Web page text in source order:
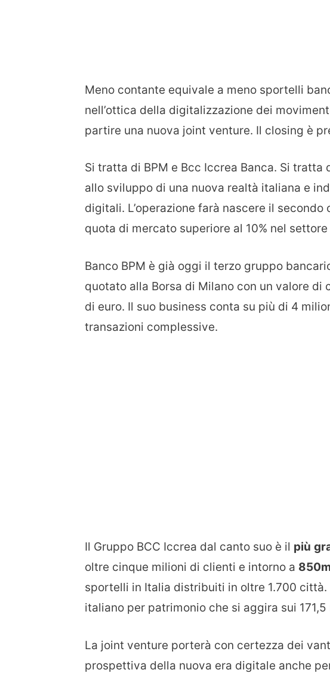
Meno contante equivale a meno sportelli
nell’ottica della digitalizzazione dei
partire una nuova joint venture. Il closing è
Si tratta di BPM e Bcc Iccrea Banca. Si
allo sviluppo di una nuova realtà italiana e
digitali. L’operazione farà nascere il
quota di mercato superiore al 10% nel
Banco BPM è già oggi il terzo gruppo
quotato alla Borsa di Milano con un valore
di euro. Il suo business conta su più di 4
transazioni complessive.
Il Gruppo BCC Iccrea dal canto suo è il più
oltre cinque milioni di clienti e intorno a
sportelli in Italia distribuiti in oltre 1.700
italiano per patrimonio che si aggira sui
La joint venture porterà con certezza dei
prospettiva della nuova era digitale anche